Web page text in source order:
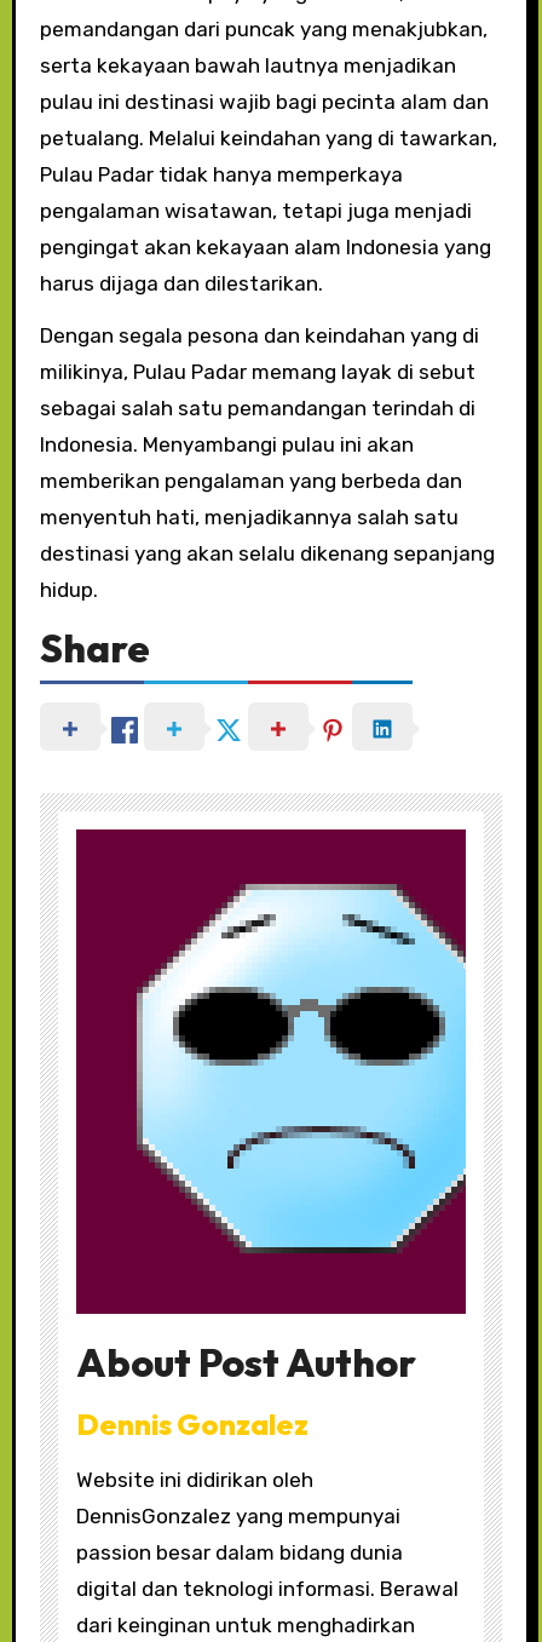
pemandangan dari puncak yang menakjubkan,
serta kekayaan bawah lautnya menjadikan
pulau ini destinasi wajib bagi pecinta alam dan
petualang. Melalui keindahan yang di tawarkan,
Pulau Padar tidak hanya memperkaya
pengalaman wisatawan, tetapi juga menjadi
pengingat akan kekayaan alam Indonesia yang
harus dijaga dan dilestarikan.
Dengan segala pesona dan keindahan yang di
milikinya, Pulau Padar memang layak di sebut
sebagai salah satu pemandangan terindah di
Indonesia. Menyambangi pulau ini akan
memberikan pengalaman yang berbeda dan
menyentuh hati, menjadikannya salah satu
destinasi yang akan selalu dikenang sepanjang
hidup.
Share
About Post Author
Dennis Gonzalez
Website ini didirikan oleh
DennisGonzalez yang mempunyai
passion besar dalam bidang dunia
digital dan teknologi informasi. Berawal
dari keinginan untuk menghadirkan